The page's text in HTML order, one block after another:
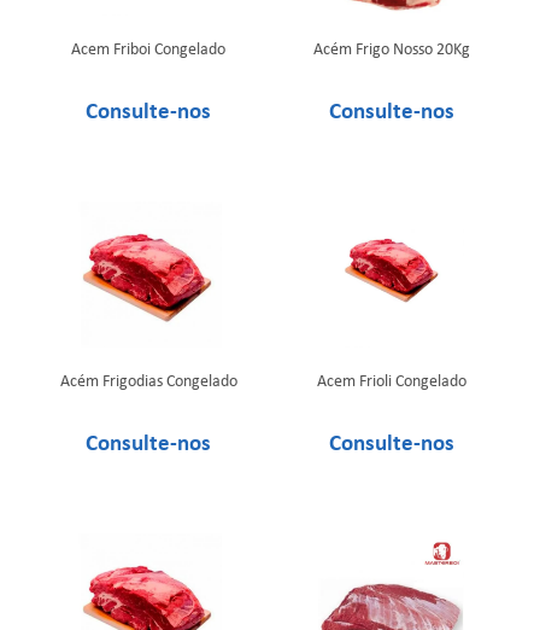
Acem Friboi Congelado Acém Frigo Nosso 20Kg
Acém Frigodias Congelado Acem Frioli Congelado